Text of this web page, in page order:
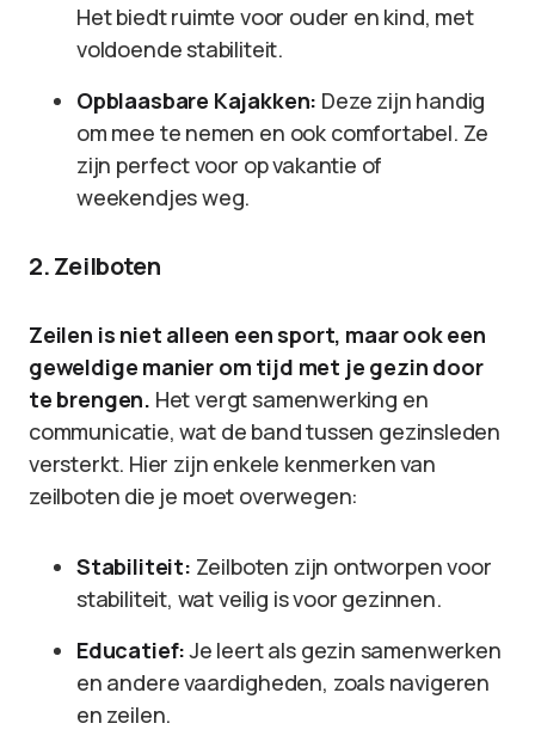
Het biedt ruimte voor ouder en kind, met
voldoende stabiliteit.
Opblaasbare Kajakken: Deze zijn handig
om mee te nemen en ook comfortabel. Ze
zijn perfect voor op vakantie of
weekendjes weg.
2. Zeilboten
Zeilen is niet alleen een sport, maar ook een
geweldige manier om tijd met je gezin door
te brengen. Het vergt samenwerking en
communicatie, wat de band tussen gezinsleden
versterkt. Hier zijn enkele kenmerken van
zeilboten die je moet overwegen:
Stabiliteit: Zeilboten zijn ontworpen voor
stabiliteit, wat veilig is voor gezinnen.
Educatief:Je leert als gezin samenwerken
en andere vaardigheden, zoals navigeren
en zeilen.